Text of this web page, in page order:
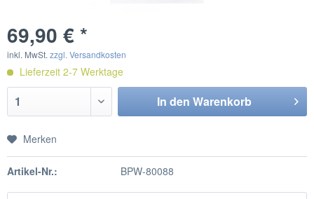
69,90 € *
inkl. MwSt. zzgl. Versandkosten
Lieferzeit 2-7 Werktage
In den Warenkorb
Merken
Artikel-Nr.: BPW-80088